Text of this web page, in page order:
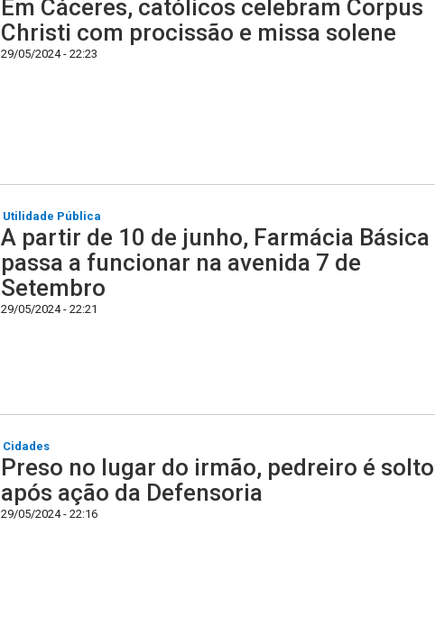
Em Cáceres, católicos celebram Corpus
Christi com procissão e missa solene
29/05/2024 - 22:23
Utilidade Pública
A partir de 10 de junho, Farmácia Básica
passa a funcionar na avenida 7 de
Setembro
29/05/2024 - 22:21
Cidades
Preso no lugar do irmão, pedreiro é solto
após ação da Defensoria
29/05/2024 - 22:16